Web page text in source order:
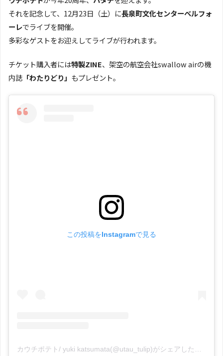
それを記念して、12月23日（土）に長泉町文化センターベルフォ
ーレでライブを開催。
多彩なゲストをお迎えしてライブが行われます。
チケット購入者には特製ZINE、架空の航空会社swallow airの機
内誌 「わたりどり」 もプレゼント。
この投稿をInstagramで見る